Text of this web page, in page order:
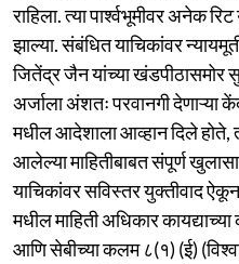
राहिला. त्या पार्श्वभूमीवर अनेक
झाल्या. संबंधित याचिकांवर
जितेंद्र जैन यांच्या खंडपीठासमोर
अर्जाला अंशतः परवानगी देणाऱ्या
मधील आदेशाला आव्हान दिले होते,
आलेल्या माहितीबाबत संपूर्ण
याचिकांवर सविस्तर युक्तीवाद
मधील माहिती अधिकार
आणि सेबीच्या कलम ८(१) (ई)